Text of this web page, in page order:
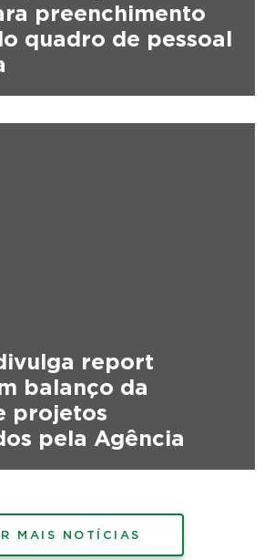
preenchimento
quadro de pessoal
report
balanço da
projetos
pela Agência
MAIS NOTÍCIAS